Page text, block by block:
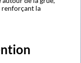
renforçant la